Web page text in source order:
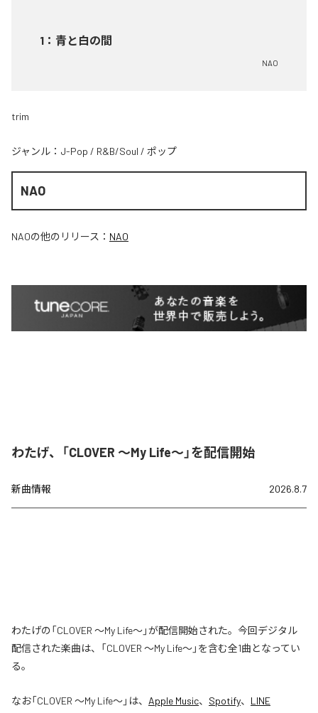
1 ： 青と白の間
NAO
trim
ジャンル： J-Pop / R&B/Soul / ポップ
NAO
NAOの他のリリース： NAO
わたげ、「CLOVER ～My Life～」を配信開始
新曲情報 2026.8.7
わたげの「CLOVER ～My Life～」が配信開始された。今回デジタル
配信された楽曲は、「CLOVER ～My Life～」を含む全1曲となってい
る。
なお「CLOVER ～My Life～」は、 Apple Music、 Spotify、 LINE